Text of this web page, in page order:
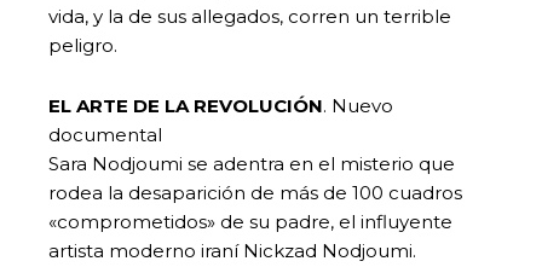
vida, y la de sus allegados, corren un terrible
peligro.
EL ARTE DE LA REVOLUCIÓN. Nuevo
documental
Sara Nodjoumi se adentra en el misterio que
rodea la desaparición de más de 100 cuadros
«comprometidos» de su padre, el influyente
artista moderno iraní Nickzad Nodjoumi.